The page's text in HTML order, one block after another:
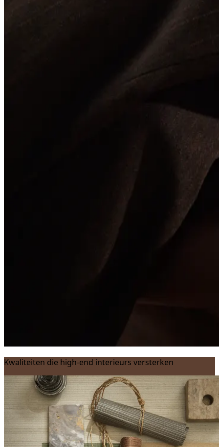
Kwaliteiten die high-end interieurs versterken